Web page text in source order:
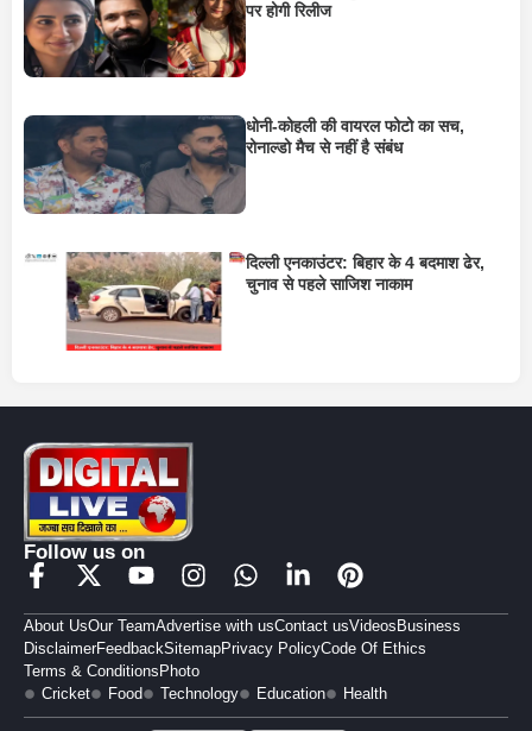
पर होगी रिलीज
धोनी-कोहली की वायरल फोटो का सच,
रोनाल्डो मैच से नहीं है संबंध
दिल्ली एनकाउंटर: बिहार के 4 बदमाश ढेर,
चुनाव से पहले साजिश नाकाम
Follow us on
About UsOur TeamAdvertise with usContact usVideos Business
DisclaimerFeedbackSitemapPrivacy PolicyCode Of Ethics
Terms & Conditions Photo
Cricket
Food Technology Education Health